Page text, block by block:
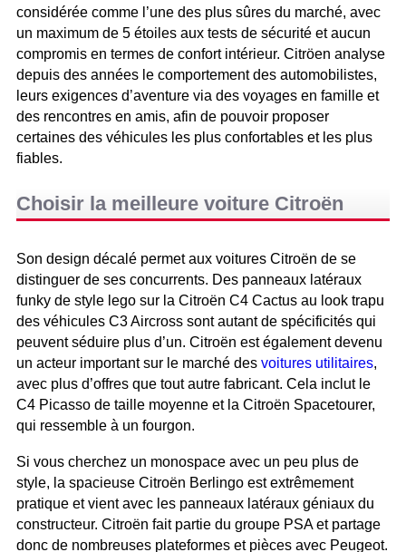
considérée comme l’une des plus sûres du marché, avec
un maximum de 5 étoiles aux tests de sécurité et aucun
compromis en termes de confort intérieur. Citröen analyse
depuis des années le comportement des automobilistes,
leurs exigences d’aventure via des voyages en famille et
des rencontres en amis, afin de pouvoir proposer
certaines des véhicules les plus confortables et les plus
fiables.
Choisir la meilleure voiture Citroën
Son design décalé permet aux voitures Citroën de se
distinguer de ses concurrents. Des panneaux latéraux
funky de style lego sur la Citroën C4 Cactus au look trapu
des véhicules C3 Aircross sont autant de spécificités qui
peuvent séduire plus d’un. Citroën est également devenu
un acteur important sur le marché des voitures utilitaires,
avec plus d’offres que tout autre fabricant. Cela inclut le
C4 Picasso de taille moyenne et la Citroën Spacetourer,
qui ressemble à un fourgon.
Si vous cherchez un monospace avec un peu plus de
style, la spacieuse Citroën Berlingo est extrêmement
pratique et vient avec les panneaux latéraux géniaux du
constructeur. Citroën fait partie du groupe PSA et partage
donc de nombreuses plateformes et pièces avec Peugeot.